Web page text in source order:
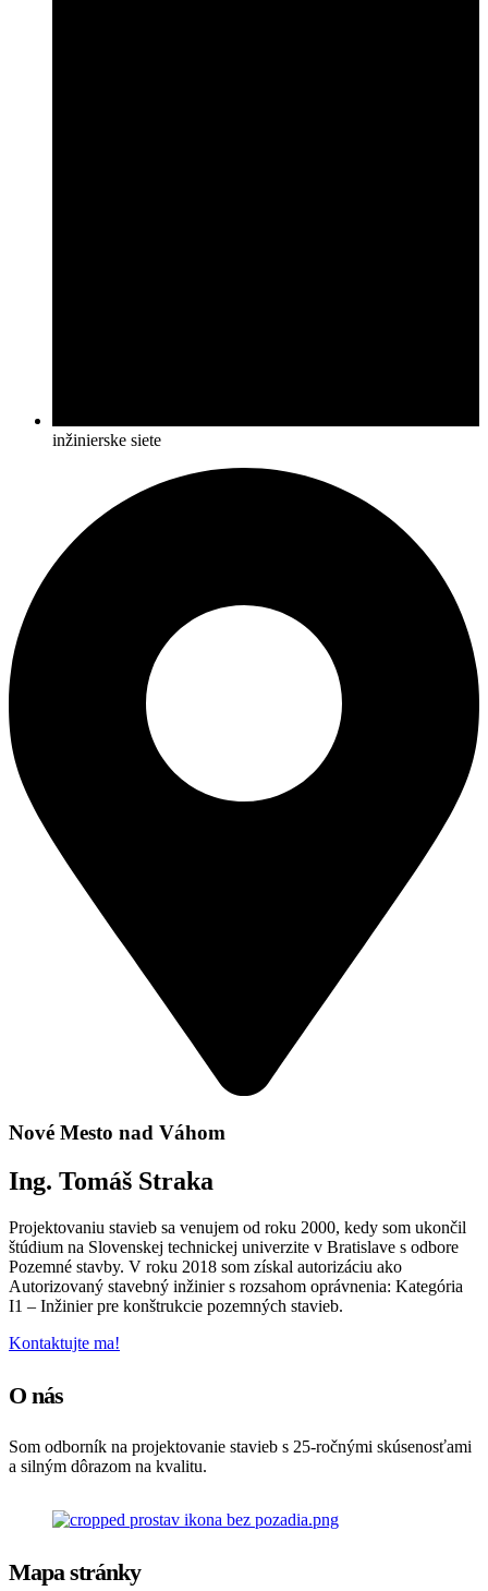
inžinierske siete
Nové Mesto nad Váhom
Ing. Tomáš Straka
Projektovaniu stavieb sa venujem od roku 2000, kedy som ukončil
štúdium na Slovenskej technickej univerzite v Bratislave s odbore
Pozemné stavby. V roku 2018 som získal autorizáciu ako
Autorizovaný stavebný inžinier s rozsahom oprávnenia: Kategória
I1 – Inžinier pre konštrukcie pozemných stavieb.
Kontaktujte ma!
O nás
Som odborník na projektovanie stavieb s 25-ročnými skúsenosťami
a silným dôrazom na kvalitu.
Mapa stránky